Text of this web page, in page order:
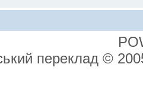
переклад ©